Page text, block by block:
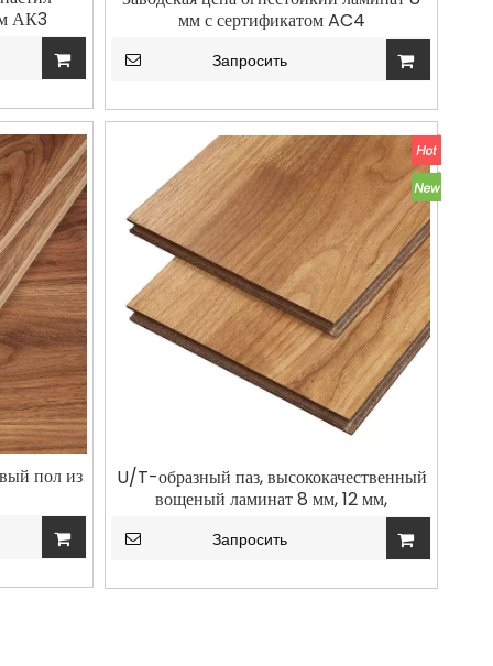
АК3
мм с сертификатом AC4
Запросить
пол из
U/T-образный паз, высококачественный
вощеный ламинат 8 мм, 12 мм,
ламинированный пол HDF AC3
Запросить